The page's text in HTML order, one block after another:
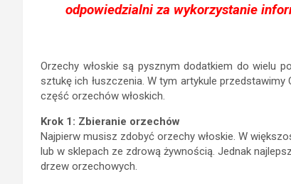
odpowiedzialni za wykorzystanie
Orzechy włoskie są pysznym dodatkiem do wielu
sztukę ich łuszczenia. W tym artykule
część orzechów włoskich.
Krok 1: Zbieranie orzechów
Najpierw musisz zdobyć orzechy włoskie. W
lub w sklepach ze zdrową żywnością. Jednak
drzew orzechowych.